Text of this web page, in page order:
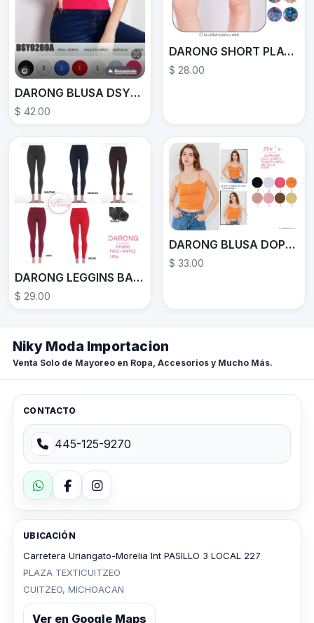
DARONG BLUSA DSY9269A
$ 42.00
DARONG SHORT PLAYERO YK021
$ 28.00
DARONG LEGGINS BASICO
$ 29.00
DARONG BLUSA DOP9268A
$ 33.00
Niky Moda Importacion
Venta Solo de Mayoreo en Ropa, Accesorios y Mucho Más.
CONTACTO
445-125-9270
UBICACIÓN
Carretera Uriangato-Morelia Int PASILLO 3 LOCAL 227
PLAZA TEXTICUITZEO
CUITZEO, MICHOACAN
Ver en Google Maps